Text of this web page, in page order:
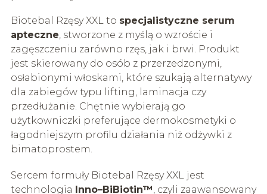
Biotebal Rzęsy XXL to specjalistyczne serum
apteczne , stworzone z myślą o wzroście i
zagęszczeniu zarówno rzęs, jak i brwi. Produkt
jest skierowany do osób z przerzedzonymi,
osłabionymi włoskami, które szukają alternatywy
dla zabiegów typu lifting, laminacja czy
przedłużanie. Chętnie wybierają go
użytkowniczki preferujące dermokosmetyki o
łagodniejszym profilu działania niż odżywki z
bimatoprostem.
Sercem formuły Biotebal Rzęsy XXL jest
technologia Inno–BiBiotin™ , czyli zaawansowany